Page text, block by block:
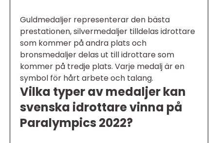
Guldmedaljer representerar den bästa
prestationen, silvermedaljer tilldelas idrottare
som kommer på andra plats och
bronsmedaljer delas ut till idrottare som
kommer på tredje plats. Varje medalj är en
symbol för hårt arbete och talang.
Vilka typer av medaljer kan
svenska idrottare vinna på
Paralympics 2022?